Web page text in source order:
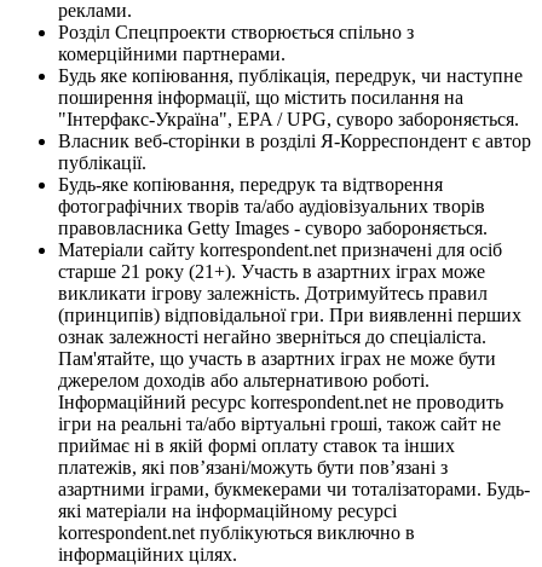
реклами.
Розділ Спецпроекти створюється спільно з
комерційними партнерами.
Будь яке копіювання, публікація, передрук, чи наступне
поширення інформації, що містить посилання на
"Інтерфакс-Україна", EPA / UPG, суворо забороняється.
Власник веб-сторінки в розділі Я-Корреспондент є автор
публікації.
Будь-яке копіювання, передрук та відтворення
фотографічних творів та/або аудіовізуальних творів
правовласника Getty Images - суворо забороняється.
Матеріали сайту korrespondent.net призначені для осіб
старше 21 року (21+). Участь в азартних іграх може
викликати ігрову залежність. Дотримуйтесь правил
(принципів) відповідальної гри. При виявленні перших
ознак залежності негайно зверніться до спеціаліста.
Пам'ятайте, що участь в азартних іграх не може бути
джерелом доходів або альтернативою роботі.
Інформаційний ресурс korrespondent.net не проводить
ігри на реальні та/або віртуальні гроші, також сайт не
приймає ні в якій формі оплату ставок та інших
платежів, які пов’язані/можуть бути пов’язані з
азартними іграми, букмекерами чи тоталізаторами. Будь-
які матеріали на інформаційному ресурсі
korrespondent.net публікуються виключно в
інформаційних цілях.